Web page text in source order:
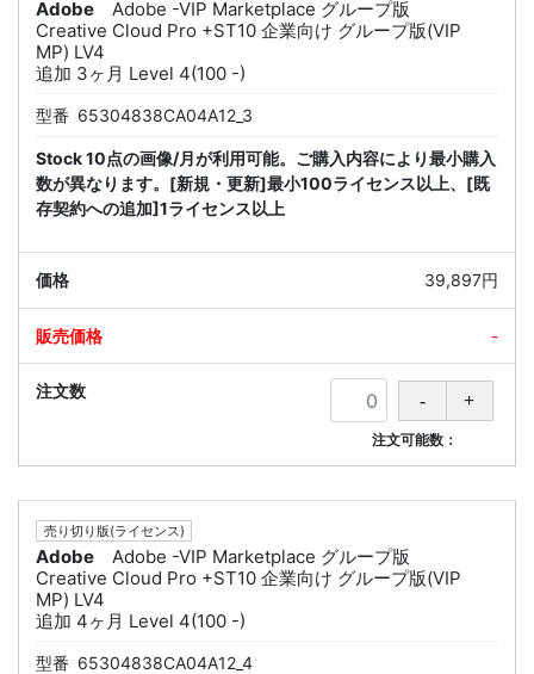
Adobe
Adobe -VIP Marketplace グループ版
Creative Cloud Pro +ST10 企業向け グループ版(VIP
MP) LV4
追加 3ヶ月 Level 4(100 -)
型番 65304838CA04A12_3
Stock 10点の画像/月が利用可能。ご購入内容により最小購入
数が異なります。[新規・更新]最小100ライセンス以上、[既
存契約への追加]1ライセンス以上
39,897円
-
注文可能数：
売り切り版(ライセンス)
Adobe
Adobe -VIP Marketplace グループ版
Creative Cloud Pro +ST10 企業向け グループ版(VIP
MP) LV4
追加 4ヶ月 Level 4(100 -)
型番 65304838CA04A12_4